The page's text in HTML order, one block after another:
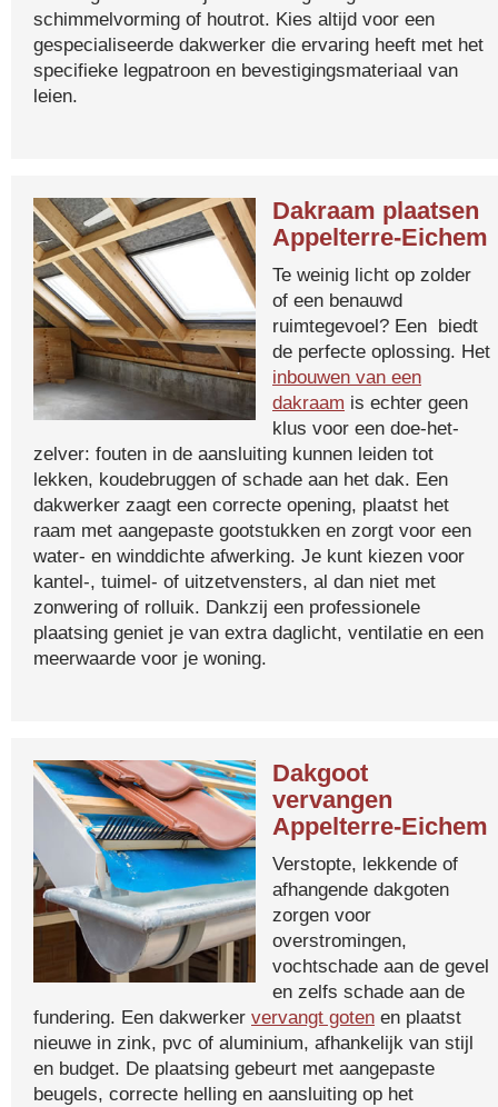
schimmelvorming of houtrot. Kies altijd voor een
gespecialiseerde dakwerker die ervaring heeft met het
specifieke legpatroon en bevestigingsmateriaal van
leien.
Dakraam plaatsen
Appelterre-Eichem
Te weinig licht op zolder
of een benauwd
ruimtegevoel? Een biedt
de perfecte oplossing. Het
inbouwen van een
dakraam is echter geen
klus voor een doe-het-
zelver: fouten in de aansluiting kunnen leiden tot
lekken, koudebruggen of schade aan het dak. Een
dakwerker zaagt een correcte opening, plaatst het
raam met aangepaste gootstukken en zorgt voor een
water- en winddichte afwerking. Je kunt kiezen voor
kantel-, tuimel- of uitzetvensters, al dan niet met
zonwering of rolluik. Dankzij een professionele
plaatsing geniet je van extra daglicht, ventilatie en een
meerwaarde voor je woning.
Dakgoot
vervangen
Appelterre-Eichem
Verstopte, lekkende of
afhangende dakgoten
zorgen voor
overstromingen,
vochtschade aan de gevel
en zelfs schade aan de
fundering. Een dakwerker vervangt goten en plaatst
nieuwe in zink, pvc of aluminium, afhankelijk van stijl
en budget. De plaatsing gebeurt met aangepaste
beugels, correcte helling en aansluiting op het